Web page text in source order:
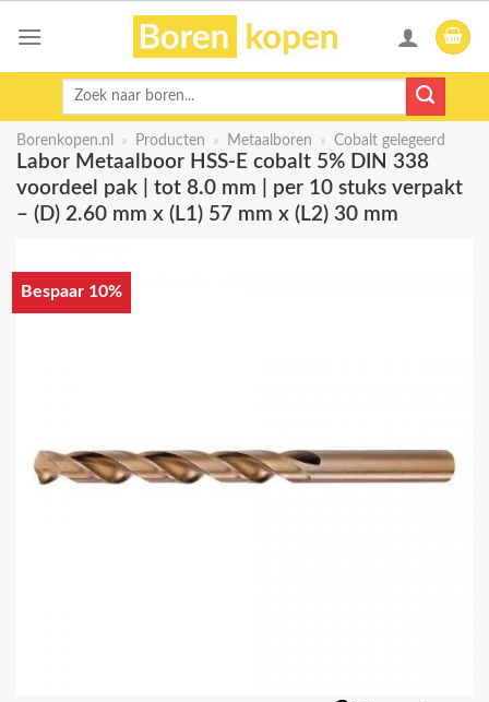
Zoeken
Borenkopen.nl » Producten » Metaalboren » Cobalt gelegeerd
Labor Metaalboor HSS-E cobalt 5% DIN 338
voordeel pak | tot 8.0 mm | per 10 stuks verpakt
– (D) 2.60 mm x (L1) 57 mm x (L2) 30 mm
Bespaar 10%